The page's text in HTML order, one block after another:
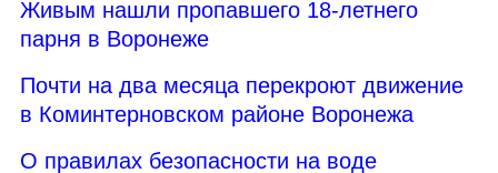
Живым нашли пропавшего 18-летнего
парня в Воронеже
Почти на два месяца перекроют движение
в Коминтерновском районе Воронежа
О правилах безопасности на воде